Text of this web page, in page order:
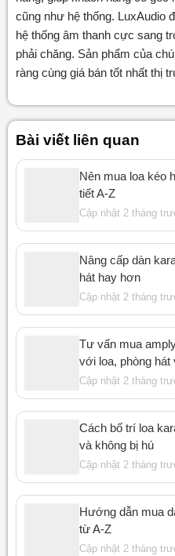
cũng như hệ thống. LuxAudio
hệ thống âm thanh cực sang
phải chăng. Sản phẩm của
ràng cùng giá bán tốt nhất thị
Bài viết liên quan
Nên mua loa kéo
tiết A-Z
Cập nhật 2 tháng
Nâng cấp dàn
hát hay hơn
Cập nhật 2 tháng
Tư vấn mua
với loa, phòng hát
Cập nhật 2 tháng
Cách bố trí loa
và không bị hú
Cập nhật 2 tháng
Hướng dẫn mua
từ A-Z
Cập nhật 2 tháng